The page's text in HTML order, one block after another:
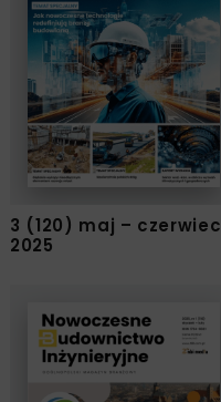
3 (120) maj – czerwiec
2025